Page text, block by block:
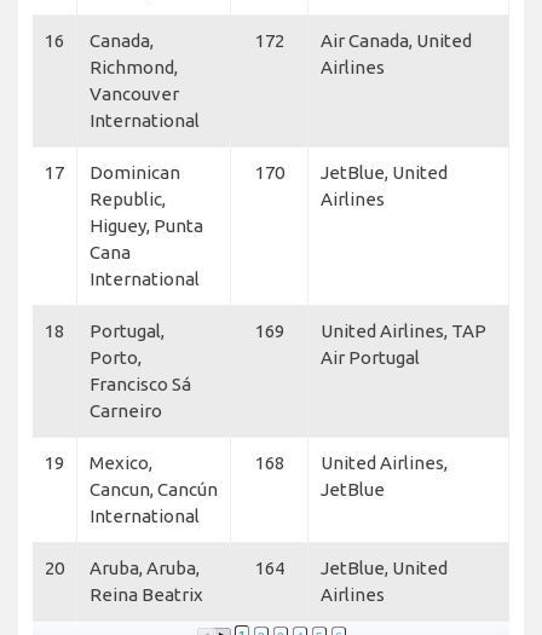
16
Canada,
Richmond,
Vancouver
International
172
Air Canada, United
Airlines
17
Dominican
Republic,
Higuey, Punta
Cana
International
170
JetBlue, United
Airlines
18
Portugal,
Porto,
Francisco Sá
Carneiro
169
United Airlines, TAP
Air Portugal
19
Mexico,
Cancun, Cancún
International
168
United Airlines,
JetBlue
20
Aruba, Aruba,
Reina Beatrix
164
JetBlue, United
Airlines